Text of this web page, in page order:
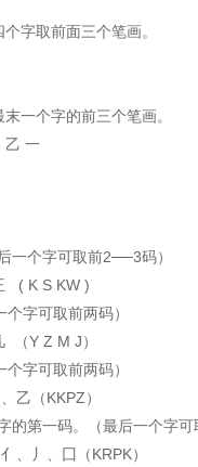
字取前面三个笔画。
一个字的前三个笔画。
一
个字可取前2──3码）
K S KW )
字可取前两码）
Y Z M J）
字可取前两码）
（KKPZ）
第一码。（最后一个字可
、囗（KRPK）